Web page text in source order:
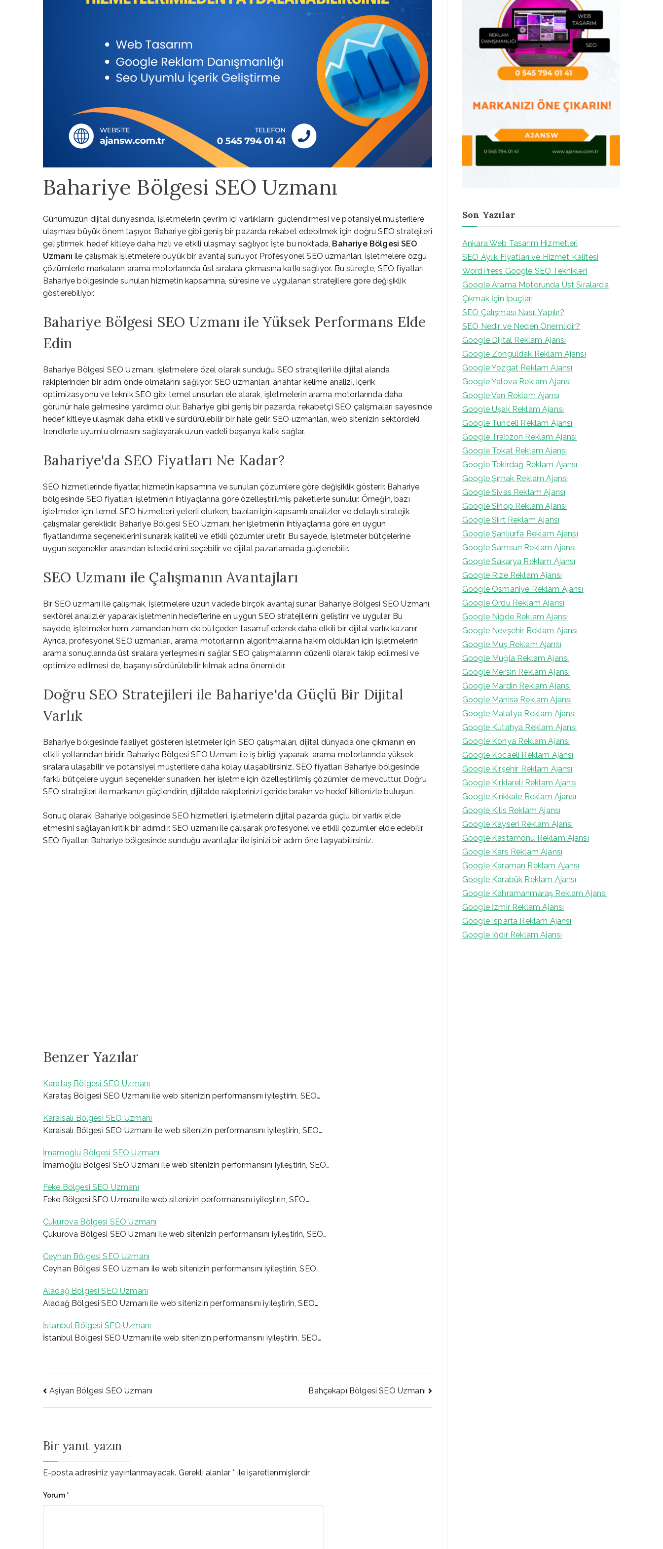
Bahariye Bölgesi SEO Uzmanı
Günümüzün dijital dünyasında, işletmelerin çevrim içi varlıklarını güçlendirmesi ve potansiyel müşterilere
ulaşması büyük önem taşıyor. Bahariye gibi geniş bir pazarda rekabet edebilmek için doğru SEO stratejileri
geliştirmek, hedef kitleye daha hızlı ve etkili ulaşmayı sağlıyor. İşte bu noktada, Bahariye Bölgesi SEO
Uzmanı ile çalışmak işletmelere büyük bir avantaj sunuyor. Profesyonel SEO uzmanları, işletmelere özgü
çözümlerle markaların arama motorlarında üst sıralara çıkmasına katkı sağlıyor. Bu süreçte, SEO fiyatları
Bahariye bölgesinde sunulan hizmetin kapsamına, süresine ve uygulanan stratejilere göre değişiklik
gösterebiliyor.
Bahariye Bölgesi SEO Uzmanı ile Yüksek Performans Elde
Edin
Bahariye Bölgesi SEO Uzmanı, işletmelere özel olarak sunduğu SEO stratejileri ile dijital alanda
rakiplerinden bir adım önde olmalarını sağlıyor. SEO uzmanları, anahtar kelime analizi, içerik
optimizasyonu ve teknik SEO gibi temel unsurları ele alarak, işletmelerin arama motorlarında daha
görünür hale gelmesine yardımcı olur. Bahariye gibi geniş bir pazarda, rekabetçi SEO çalışmaları sayesinde
hedef kitleye ulaşmak daha etkili ve sürdürülebilir bir hale gelir. SEO uzmanları, web sitenizin sektördeki
trendlerle uyumlu olmasını sağlayarak uzun vadeli başarıya katkı sağlar.
Bahariye'da SEO Fiyatları Ne Kadar?
SEO hizmetlerinde fiyatlar, hizmetin kapsamına ve sunulan çözümlere göre değişiklik gösterir. Bahariye
bölgesinde SEO fiyatları, işletmenin ihtiyaçlarına göre özelleştirilmiş paketlerle sunulur. Örneğin, bazı
işletmeler için temel SEO hizmetleri yeterli olurken, bazıları için kapsamlı analizler ve detaylı stratejik
çalışmalar gereklidir. Bahariye Bölgesi SEO Uzmanı, her işletmenin ihtiyaçlarına göre en uygun
fiyatlandırma seçeneklerini sunarak kaliteli ve etkili çözümler üretir. Bu sayede, işletmeler bütçelerine
uygun seçenekler arasından istediklerini seçebilir ve dijital pazarlamada güçlenebilir.
SEO Uzmanı ile Çalışmanın Avantajları
Bir SEO uzmanı ile çalışmak, işletmelere uzun vadede birçok avantaj sunar. Bahariye Bölgesi SEO Uzmanı,
sektörel analizler yaparak işletmenin hedeflerine en uygun SEO stratejilerini geliştirir ve uygular. Bu
sayede, işletmeler hem zamandan hem de bütçeden tasarruf ederek daha etkili bir dijital varlık kazanır.
Ayrıca, profesyonel SEO uzmanları, arama motorlarının algoritmalarına hakim oldukları için işletmelerin
arama sonuçlarında üst sıralara yerleşmesini sağlar. SEO çalışmalarının düzenli olarak takip edilmesi ve
optimize edilmesi de, başarıyı sürdürülebilir kılmak adına önemlidir.
Doğru SEO Stratejileri ile Bahariye'da Güçlü Bir Dijital
Varlık
Bahariye bölgesinde faaliyet gösteren işletmeler için SEO çalışmaları, dijital dünyada öne çıkmanın en
etkili yollarından biridir. Bahariye Bölgesi SEO Uzmanı ile iş birliği yaparak, arama motorlarında yüksek
sıralara ulaşabilir ve potansiyel müşterilere daha kolay ulaşabilirsiniz. SEO fiyatları Bahariye bölgesinde
farklı bütçelere uygun seçenekler sunarken, her işletme için özelleştirilmiş çözümler de mevcuttur. Doğru
SEO stratejileri ile markanızı güçlendirin, dijitalde rakiplerinizi geride bırakın ve hedef kitlenizle buluşun.
Sonuç olarak, Bahariye bölgesinde SEO hizmetleri, işletmelerin dijital pazarda güçlü bir varlık elde
etmesini sağlayan kritik bir adımdır. SEO uzmanı ile çalışarak profesyonel ve etkili çözümler elde edebilir,
SEO fiyatları Bahariye bölgesinde sunduğu avantajlar ile işinizi bir adım öne taşıyabilirsiniz.
Benzer Yazılar
Karataş Bölgesi SEO Uzmanı
Karataş Bölgesi SEO Uzmanı ile web sitenizin performansını iyileştirin, SEO…
Karaisalı Bölgesi SEO Uzmanı
Karaisalı Bölgesi SEO Uzmanı ile web sitenizin performansını iyileştirin, SEO…
İmamoğlu Bölgesi SEO Uzmanı
İmamoğlu Bölgesi SEO Uzmanı ile web sitenizin performansını iyileştirin, SEO…
Feke Bölgesi SEO Uzmanı
Feke Bölgesi SEO Uzmanı ile web sitenizin performansını iyileştirin, SEO…
Çukurova Bölgesi SEO Uzmanı
Çukurova Bölgesi SEO Uzmanı ile web sitenizin performansını iyileştirin, SEO…
Ceyhan Bölgesi SEO Uzmanı
Ceyhan Bölgesi SEO Uzmanı ile web sitenizin performansını iyileştirin, SEO…
Aladağ Bölgesi SEO Uzmanı
Aladağ Bölgesi SEO Uzmanı ile web sitenizin performansını iyileştirin, SEO…
İstanbul Bölgesi SEO Uzmanı
İstanbul Bölgesi SEO Uzmanı ile web sitenizin performansını iyileştirin, SEO…
Yazı
Aşiyan Bölgesi SEO Uzmanı Bahçekapı Bölgesi SEO Uzmanı
Bir yanıt yazın
E-posta adresiniz yayınlanmayacak. Gerekli alanlar* ile işaretlenmişlerdir
Yorum *
Son Yazılar
Ankara Web Tasarım Hizmetleri
SEO Aylık Fiyatları ve Hizmet Kalitesi
WordPress Google SEO Teknikleri
Google Arama Motorunda Üst Sıralarda
Çıkmak İçin İpuçları
SEO Çalışması Nasıl Yapılır?
SEO Nedir ve Neden Önemlidir?
Google Dijital Reklam Ajansı
Google Zonguldak Reklam Ajansı
Google Yozgat Reklam Ajansı
Google Yalova Reklam Ajansı
Google Van Reklam Ajansı
Google Uşak Reklam Ajansı
Google Tunceli Reklam Ajansı
Google Trabzon Reklam Ajansı
Google Tokat Reklam Ajansı
Google Tekirdağ Reklam Ajansı
Google Şırnak Reklam Ajansı
Google Sivas Reklam Ajansı
Google Sinop Reklam Ajansı
Google Siirt Reklam Ajansı
Google Şanlıurfa Reklam Ajansı
Google Samsun Reklam Ajansı
Google Sakarya Reklam Ajansı
Google Rize Reklam Ajansı
Google Osmaniye Reklam Ajansı
Google Ordu Reklam Ajansı
Google Niğde Reklam Ajansı
Google Nevşehir Reklam Ajansı
Google Muş Reklam Ajansı
Google Muğla Reklam Ajansı
Google Mersin Reklam Ajansı
Google Mardin Reklam Ajansı
Google Manisa Reklam Ajansı
Google Malatya Reklam Ajansı
Google Kütahya Reklam Ajansı
Google Konya Reklam Ajansı
Google Kocaeli Reklam Ajansı
Google Kırşehir Reklam Ajansı
Google Kırklareli Reklam Ajansı
Google Kırıkkale Reklam Ajansı
Google Kilis Reklam Ajansı
Google Kayseri Reklam Ajansı
Google Kastamonu Reklam Ajansı
Google Kars Reklam Ajansı
Google Karaman Reklam Ajansı
Google Karabük Reklam Ajansı
Google Kahramanmaraş Reklam Ajansı
Google İzmir Reklam Ajansı
Google Isparta Reklam Ajansı
Google Iğdır Reklam Ajansı